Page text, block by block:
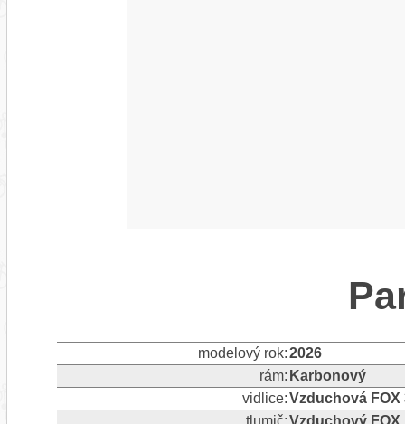
modelový rok:2026
rám: Karbonový
vidlice:Vzduchová FOX
tlumič:Vzduchový FOX